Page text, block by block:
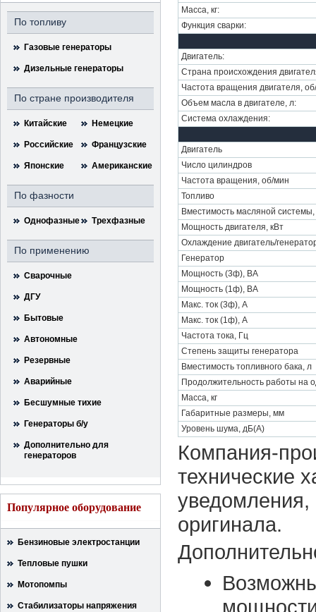
По топливу
Газовые генераторы
Дизельные генераторы
По стране производителя
Китайские Немецкие
Российские Французские
Японские Американские
По фазности
Однофазные Трехфазные
По применению
Сварочные
ДГУ
Бытовые
Автономные
Резервные
Аварийные
Бесшумные тихие
Генераторы б/у
Дополнительно для
генераторов
Популярное оборудование
Бензиновые электростанции
Тепловые пушки
Мотопомпы
Стабилизаторы напряжения
Масса, кг:
Функция сварки:
Двигатель:
Страна происхождения
Частота вращения двигателя,
Объем масла в двигателе, л:
Система охлаждения:
Двигатель
Число цилиндров
Частота вращения, об/мин
Топливо
Вместимость масляной системы,
Мощность двигателя, кВт
Охлаждение двигатель/
Генератор
Мощность (3ф), ВА
Мощность (1ф), ВА
Макс. ток (3ф), А
Макс. ток (1ф), А
Частота тока, Гц
Степень защиты генератора
Вместимость топливного бака, л
Продолжительность работы на
Масса, кг
Габаритные размеры, мм
Уровень шума, дБ(А)
Компания-
технические
уведомления,
оригинала.